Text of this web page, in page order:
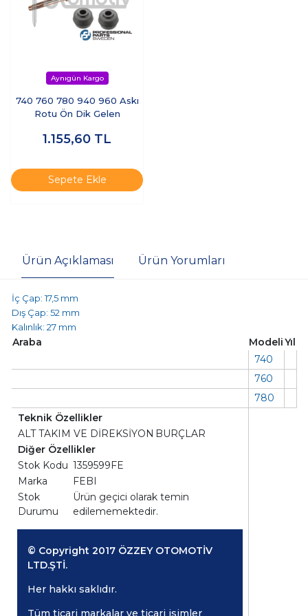
740 760 780 940 960 Askı
Rotu Ön Dik Gelen
1.155,60 TL
Sepete Ekle
Ürün Açıklaması Ürün Yorumları
İç Çap: 17,5 mm
Dış Çap: 52 mm
Kalınlık: 27 mm
Araba ModeliYıl
740
760
780
Teknik Özellikler
ALT TAKIM VE DİREKSİYON BURÇLAR
Diğer Özellikler
Stok Kodu 1359599FE
Marka
FEBI
Stok
Durumu
Ürün geçici olarak temin
edilememektedir.
© Copyright 2017 ÖZZEY OTOMOTİV
LTD.ŞTİ.
Her hakkı saklıdır.
Tüm ticari markalar ve ticari isimler